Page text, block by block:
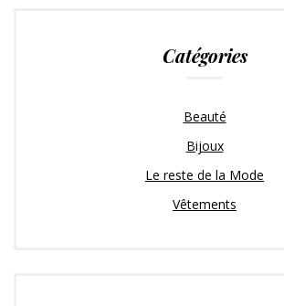
Catégories
Beauté
Bijoux
Le reste de la Mode
Vêtements